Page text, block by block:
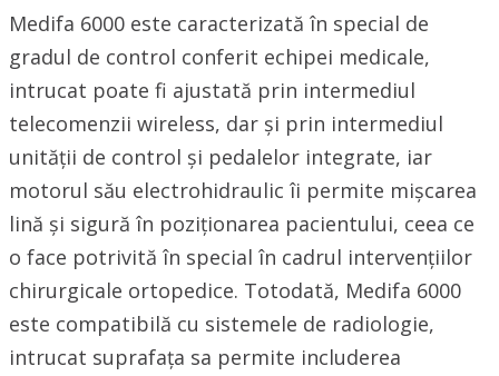
Medifa 6000 este caracterizată în special de
gradul de control conferit echipei medicale,
intrucat poate fi ajustată prin intermediul
telecomenzii wireless, dar și prin intermediul
unității de control și pedalelor integrate, iar
motorul său electrohidraulic îi permite mișcarea
lină și sigură în poziționarea pacientului, ceea ce
o face potrivită în special în cadrul intervențiilor
chirurgicale ortopedice. Totodată, Medifa 6000
este compatibilă cu sistemele de radiologie,
intrucat suprafața sa permite includerea